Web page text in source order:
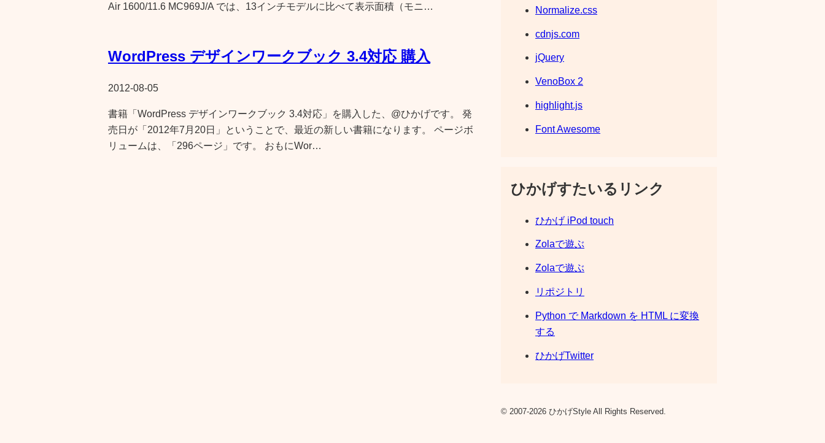
Air 1600/11.6 MC969J/A では、13インチモデルに比べて表示面積（モニ…
WordPress デザインワークブック 3.4対応 購入
2012-08-05
書籍「WordPress デザインワークブック 3.4対応」を購入した、@ひかげです。 発
売日が「2012年7月20日」ということで、最近の新しい書籍になります。 ページボ
リュームは、「296ページ」です。 おもにWor…
Normalize.css
cdnjs.com
jQuery
VenoBox 2
highlight.js
Font Awesome
ひかげすたいるリンク
ひかげ iPod touch
Zolaで遊ぶ
Zolaで遊ぶ
リポジトリ
Python で Markdown を HTML に変換
する
ひかげTwitter
© 2007-2026 ひかげStyle All Rights Reserved.